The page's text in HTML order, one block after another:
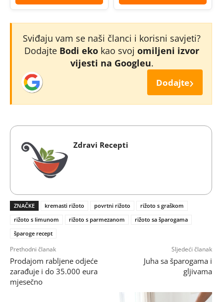
Sviđaju vam se naši članci i korisni savjeti?
Dodajte Bodi eko kao svoj omiljeni izvor
vijesti na Googleu.
Dodajte›
Zdravi Recepti
ZNAČKE kremasti rižoto povrtni rižoto
rižoto s graškom
rižoto s limunom
rižoto s parmezanom
rižoto sa šparogama
šparoge recept
Prethodni članak
Prodajom rabljene odjeće
zarađuje i do 35.000 eura
mjesečno
Sljedeći članak
Juha sa šparogama i
gljivama